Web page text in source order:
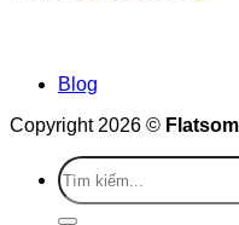
Blog
Copyright 2026 ©